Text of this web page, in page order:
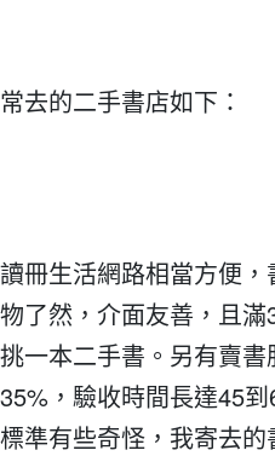
常去的二手書店如下：
讀冊生活網路相當方便
物了然，介面友善，且
挑一本二手書。另有賣
35%，驗收時間長達45
標準有些奇怪，我寄去